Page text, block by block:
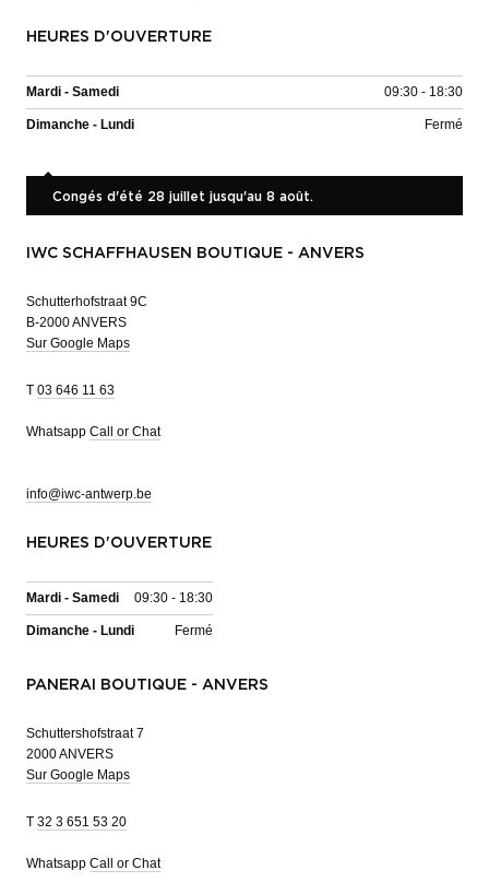
HEURES D'OUVERTURE
Mardi - Samedi 09:30 - 18:30
Dimanche - Lundi Fermé
Congés d'été 28 juillet jusqu'au 8 août.
IWC SCHAFFHAUSEN BOUTIQUE - ANVERS
Schutterhofstraat 9C
B-2000 ANVERS
Sur Google Maps
T 03 646 11 63
Whatsapp Call or Chat
info@iwc-antwerp.be
HEURES D'OUVERTURE
Mardi - Samedi 09:30 - 18:30
Dimanche - Lundi Fermé
PANERAI BOUTIQUE - ANVERS
Schuttershofstraat 7
2000 ANVERS
Sur Google Maps
T 32 3 651 53 20
Whatsapp Call or Chat